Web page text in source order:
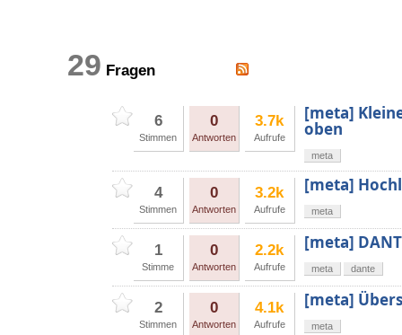
29 Fragen
6
Stimmen
0
Antworten
3.7k
Aufrufe
[meta]
oben
meta
4
Stimmen
0
Antworten
3.2k
Aufrufe
[meta]
meta
1
Stimme
0
Antworten
2.2k
Aufrufe
[meta]
meta dante
2
Stimmen
0
Antworten
4.1k
Aufrufe
[meta]
meta